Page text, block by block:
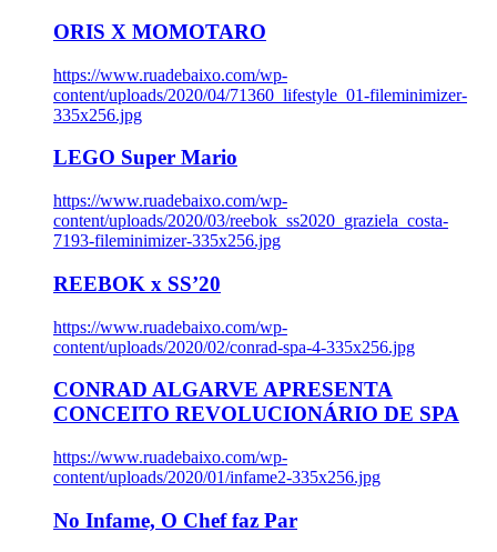
ORIS X MOMOTARO
https://www.ruadebaixo.com/wp-
content/uploads/2020/04/71360_lifestyle_01-fileminimizer-
335x256.jpg
LEGO Super Mario
https://www.ruadebaixo.com/wp-
content/uploads/2020/03/reebok_ss2020_graziela_costa-
7193-fileminimizer-335x256.jpg
REEBOK x SS’20
https://www.ruadebaixo.com/wp-
content/uploads/2020/02/conrad-spa-4-335x256.jpg
CONRAD ALGARVE APRESENTA
CONCEITO REVOLUCIONÁRIO DE SPA
https://www.ruadebaixo.com/wp-
content/uploads/2020/01/infame2-335x256.jpg
No Infame, O Chef faz Par